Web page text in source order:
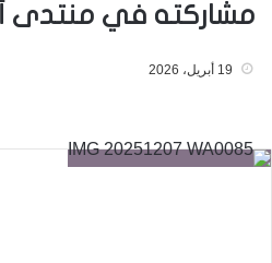
مشاركته في منتدى
19 أبريل، 2026